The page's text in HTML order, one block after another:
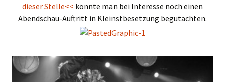
dieser Stelle<< könnte man bei Interesse noch einen
Abendschau-Auftritt in Kleinstbesetzung begutachten.